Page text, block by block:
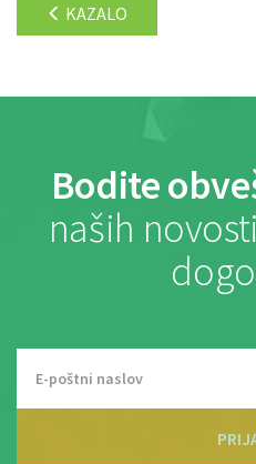
KAZALO
Bodite
naših